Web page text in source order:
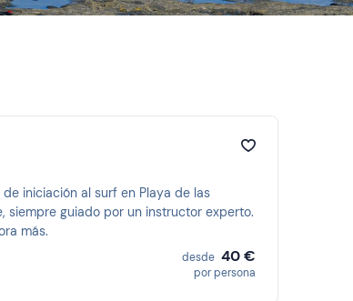
iniciación al surf en Playa de las
siempre guiado por un instructor experto.
más.
desde 40 €
por persona